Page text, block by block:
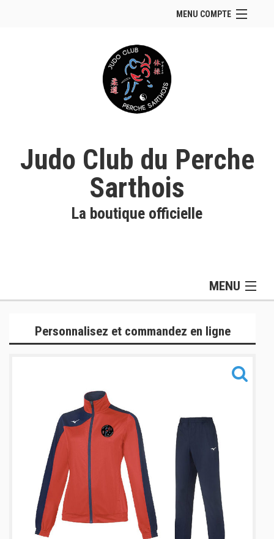
MENU COMPTE
Site Web du club
Se connecter
Panier ( vide )
Judo Club du Perche
Sarthois
La boutique officielle
MENU
Lifestyle
Accessoires
Sacs
Informations
Personnalisez et commandez en ligne